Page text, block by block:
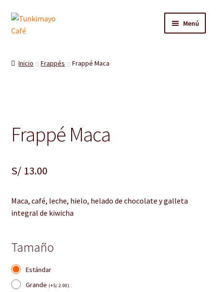
Ir
a
Ir
al
Menú
Inicio Frappés Frappé Maca
Frappé Maca
S/13.00
Maca, café, leche, hielo, helado de chocolate y galleta
integral de kiwicha
Tamaño
Estándar
Grande (+S/2.00)